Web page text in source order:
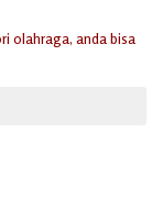
olahraga, anda bisa